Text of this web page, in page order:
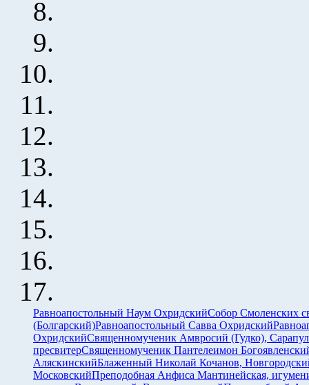
Равноапостольный Наум ОхридскийСобор Смоленских
(Болгарский)Равноапостольный Савва Охридский
ОхридскийСвященномученик Амвросий (Гудко),
пресвитерСвященномученик Пантелеимон
АляскинскийБлаженный Николай Кочанов,
МосковскийПреподобная Анфиса Мантинейская,